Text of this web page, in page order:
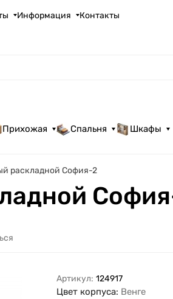
Информация Контакты
Прихожая Спальня Шкафы
раскладной София-2
Артикул: 124917
Цвет корпуса: Венге